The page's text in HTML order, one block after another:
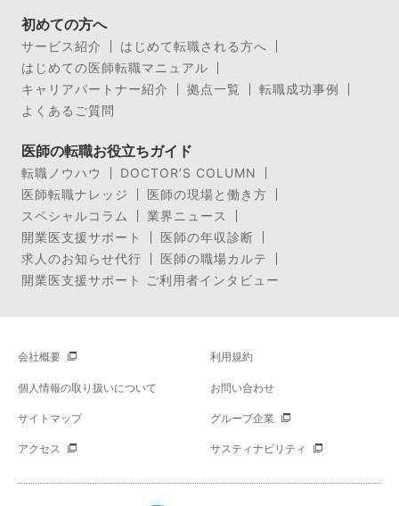
初めての方へ
サービス紹介
はじめて転職される方へ
はじめての医師転職マニュアル
キャリアパートナー紹介
拠点一覧
転職成功事例
よくあるご質問
医師の転職お役立ちガイド
転職ノウハウ
DOCTOR’S COLUMN
医師転職ナレッジ
医師の現場と働き方
スペシャルコラム
業界ニュース
開業医支援サポート
医師の年収診断
求人のお知らせ代行
医師の職場カルテ
開業医支援サポート ご利用者インタビュー
会社概要 利用規約
個人情報の取り扱いについて お問い合わせ
サイトマップ グループ企業
アクセス サスティナビリティ